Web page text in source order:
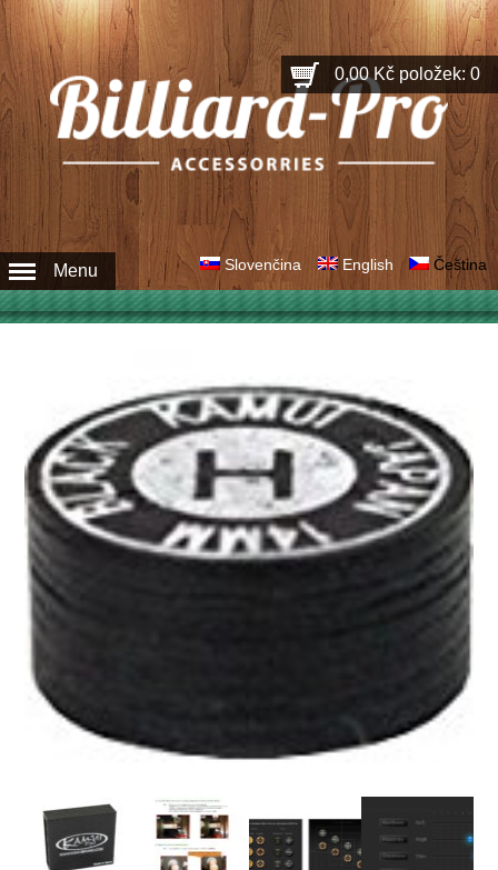
0,00 Kč položek: 0
Slovenčina English Čeština
Menu